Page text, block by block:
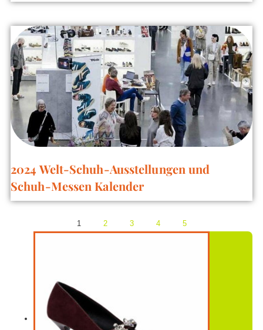
2024 Welt-Schuh-Ausstellungen und Schuh-
Messen Kalender
1 2 3 4 5